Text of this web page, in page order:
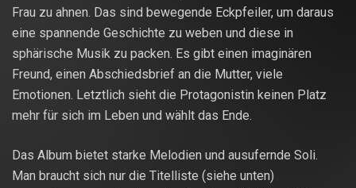
Frau zu ahnen. Das sind bewegende Eckpfeiler, um daraus
eine spannende Geschichte zu weben und diese in
sphärische Musik zu packen. Es gibt einen imaginären
Freund, einen Abschiedsbrief an die Mutter, viele
Emotionen. Letztlich sieht die Protagonistin keinen Platz
mehr für sich im Leben und wählt das Ende.
Das Album bietet starke Melodien und ausufernde Soli.
Man braucht sich nur die Titelliste (siehe unten)